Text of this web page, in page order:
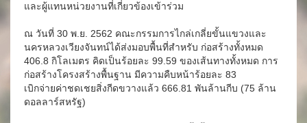
และผู้แทนหน่วยงานที่เกี่ยวข้องเข้าร่วม
ณ วันที่ 30 พ.ย. 2562 คณะกรรมการไกล่เกลี่ยขั้นแขวงและ
นครหลวงเวียงจันทน์ได้ส่งมอบพื้นที่สำหรับ ก่อสร้างทั้งหมด
406.8 กิโลเมตร คิดเป็นร้อยละ 99.59 ของเส้นทางทั้งหมด การ
ก่อสร้างโครงสร้างพื้นฐาน มีความคืบหน้าร้อยละ 83
เบิกจ่ายค่าชดเชยสิ่งกีดขวางแล้ว 666.81 พันล้านกีบ (75 ล้าน
ดอลลาร์สหรัฐ)